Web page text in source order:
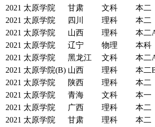
2021 太原学院 甘肃 文科 本二
2021 太原学院 四川 理科 本二
2021 太原学院 山西 理科 本二
2021 太原学院 辽宁 物理 本科
2021 太原学院 黑龙江 文科 本二
2021 太原学院(B) 山西 理科 本二
2021 太原学院 陕西 理科 本二
2021 太原学院 青海 文科 本一
2021 太原学院 广西 理科 本二
2021 太原学院 甘肃 理科 本二